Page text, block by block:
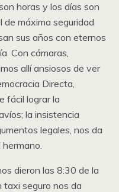
horas y los días son
de máxima seguridad
sus años con eternos
Con cámaras,
allí ansiosos de ver
Directa,
fácil lograr la
la insistencia
legales, nos da
dieron las 8:30 de la
taxi seguro nos da